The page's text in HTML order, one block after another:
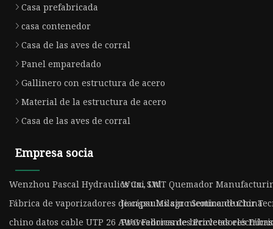
Casa prefabricada
casa contenedor
Casa de las aves de corral
Panel emparedado
Gallinero con estructura de acero
Material de la estructura de acero
Casa de las aves de corral
Empresa socia
Wenzhou Pascal Hydraulics Co., LtdWuxi SWT Quemador
Fábrica de vaporizadores de cápsulas sin nicotina de China
Jiangsu Milagro Semiconductor
chino datos cable UTP 26 AWG Fabricantes Proveedores
Proveedores de bicicletas